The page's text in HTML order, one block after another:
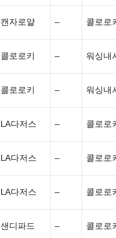
캔자로얄 – 콜로로
콜로로키 – 워싱내
콜로로키 – 워싱내
LA다저스 – 콜로로
LA다저스 – 콜로로
LA다저스 – 콜로로
샌디파드 – 콜로로